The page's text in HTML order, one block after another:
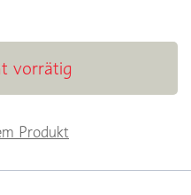
vorrätig
Produkt